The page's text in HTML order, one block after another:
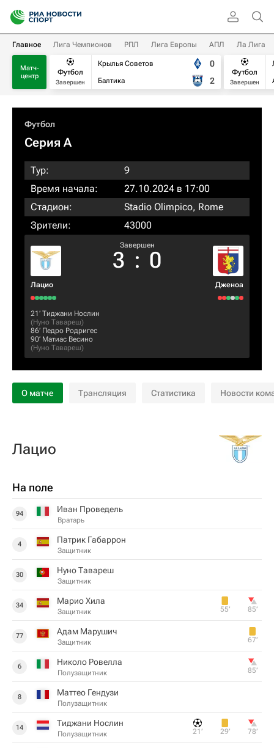
Главное Лига Чемпионов РПЛ Лига Европы АПЛ Ла Лига
Матч-
центр
Футбол
Завершен
Крылья Советов
Балтика
0
2
Футбол
Завершен
Футбол
Серия А
Тур:
9
Время начала:
27.10.2024 в 17:00
Стадион:
Stadio Olimpico, Rome
Зрители:
43000
Лацио
Завершен
3 : 0
Дженоа
21‎’‎ Тиджани Нослин
(Нуно Тавареш)
86‎’‎ Педро Родригес
90‎’‎ Матиас Весино
(Нуно Тавареш)
О матче Трансляция Статистика Новости
Лацио
На поле
94 Иван Проведель
Вратарь
4 Патрик Габаррон
Защитник
30 Нуно Тавареш
Защитник
34 Марио Хила
Защитник 55‎’‎ 85‎’‎
77 Адам Марушич
Защитник 67‎’‎
6 Николо Ровелла
Полузащитник 85‎’‎
8 Маттео Гендузи
Полузащитник
14 Тиджани Нослин
Полузащитник 21‎’‎ 29‎’‎ 78‎’‎